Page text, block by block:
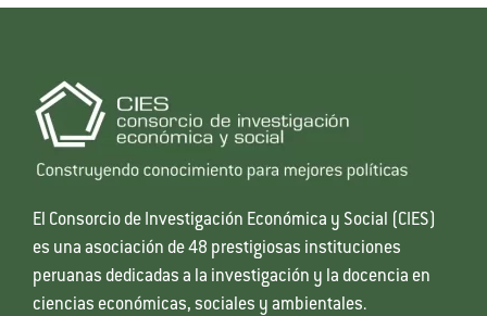
El Consorcio de Investigación Económica y Social (CIES)
es una asociación de 48 prestigiosas instituciones
peruanas dedicadas a la investigación y la docencia en
ciencias económicas, sociales y ambientales.